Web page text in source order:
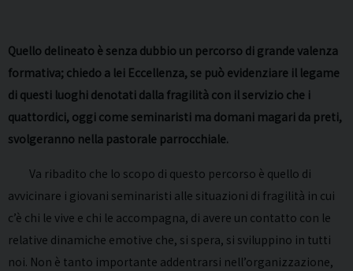
Quello delineato è senza dubbio un percorso di grande valenza
formativa; chiedo a lei Eccellenza, se può evidenziare il legame
di questi luoghi denotati dalla fragilità con il servizio che i
quattordici, oggi come seminaristi ma domani magari da preti,
svolgeranno nella pastorale parrocchiale.
Va ribadito che lo scopo di questo percorso è quello di
avvicinare i giovani seminaristi alle situazioni di fragilità in cui
c’è chi le vive e chi le accompagna, di avere un contatto con le
relative dinamiche emotive che, si spera, si sviluppino in tutti
noi. Non è tanto importante addentrarsi nell’organizzazione,